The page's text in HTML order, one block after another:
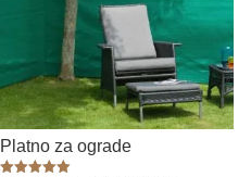
Platno za ograde